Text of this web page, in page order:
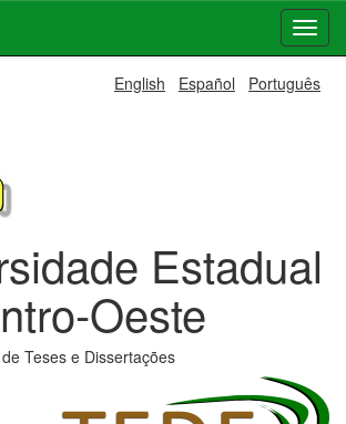
English Español Português
Estadual
Oeste
Teses e Dissertações